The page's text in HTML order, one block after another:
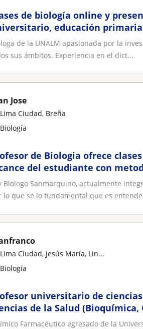
de biología online y
educación
de la UNALM apasionada por la
sus ámbitos. Experiencia en el dict...
Jose
Lima Ciudad, Breña
Biología
de Biologia ofrece
del estudiante con
inmediato,
real y volviendo mas
Biologo Sanmarquino, actualmente
lo que sé lo fundamental que es
Lima Ciudad, Jesús María, Lin...
Biología
universitario de
de la Salud
Microbiología)
Farmacéutico egresado de la